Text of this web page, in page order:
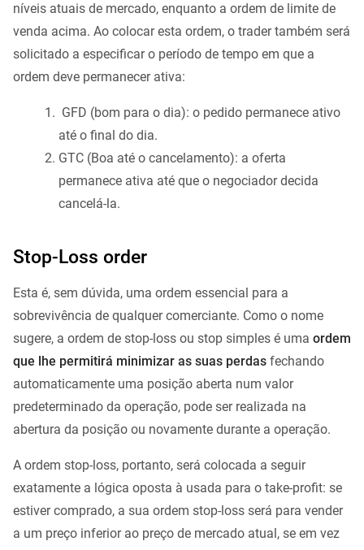
níveis atuais de mercado, enquanto a ordem de limite de
venda acima. Ao colocar esta ordem, o trader também será
solicitado a especificar o período de tempo em que a
ordem deve permanecer ativa:
GFD (bom para o dia): o pedido permanece ativo
até o final do dia.
GTC (Boa até o cancelamento): a oferta
permanece ativa até que o negociador decida
cancelá-la.
Stop-Loss order
Esta é, sem dúvida, uma ordem essencial para a
sobrevivência de qualquer comerciante. Como o nome
sugere, a ordem de stop-loss ou stop simples é uma ordem
que lhe permitirá minimizar as suas perdas fechando
automaticamente uma posição aberta num valor
predeterminado da operação, pode ser realizada na
abertura da posição ou novamente durante a operação.
A ordem stop-loss, portanto, será colocada a seguir
exatamente a lógica oposta à usada para o take-profit: se
estiver comprado, a sua ordem stop-loss será para vender
a um preço inferior ao preço de mercado atual, se em vez